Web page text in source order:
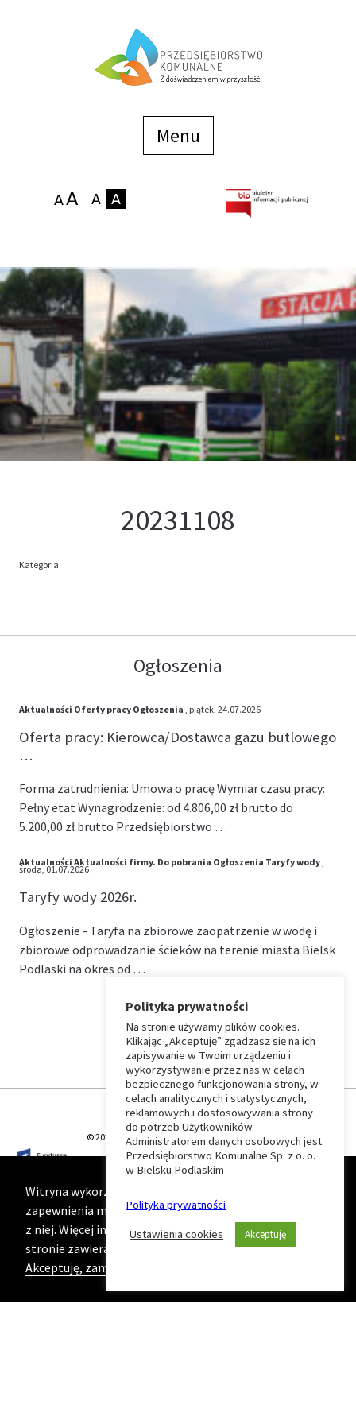
Menu
Zakłady
Podaj stan wodomierza
Kontakt
Oferta
20231108
Kategoria:
Ogłoszenia
Aktualności Oferty pracy Ogłoszenia , piątek, 24.07.2026
Oferta pracy: Kierowca/Dostawca gazu butlowego
…
Forma zatrudnienia: Umowa o pracę Wymiar czasu pracy:
Pełny etat Wynagrodzenie: od 4.806,00 zł brutto do
5.200,00 zł brutto Przedsiębiorstwo …
Aktualności Aktualności firmy. Do pobrania Ogłoszenia Taryfy wody,
środa, 01.07.2026
Taryfy wody 2026r.
Ogłoszenie - Taryfa na zbiorowe zaopatrzenie w wodę i
zbiorowe odprowadzanie ścieków na terenie miasta Bielsk
Podlaski na okres od …
⏶
Wróć
do
początku
strony
© 2026 T-Matic Grupa Computer Plus Sp. z o.o.
Witryna wykorzystuje ciasteczka (cookies) w celu
zapewnienia maksymalnej wygody podczas korzystania
z niej. Więcej informacji na ten temat znajduje się na
stronie zawierającej naszą
Politykę prywatności
Akceptuję, zamknij komunikat
Polityka prywatności
Na stronie używamy plików cookies.
Klikając „Akceptuję” zgadzasz się na ich
zapisywanie w Twoim urządzeniu i
wykorzystywanie przez nas w celach
bezpiecznego funkcjonowania strony, w
celach analitycznych i statystycznych,
reklamowych i dostosowywania strony
do potrzeb Użytkowników.
Administratorem danych osobowych jest
Przedsiębiorstwo Komunalne Sp. z o. o.
w Bielsku Podlaskim
Polityka prywatności
Ustawienia cookies Akceptuję